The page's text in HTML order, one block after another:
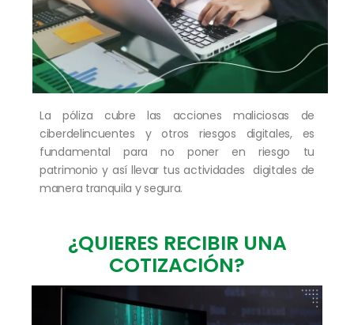
La póliza cubre las acciones maliciosas de
ciberdelincuentes y otros riesgos digitales​, es
fundamental para no poner en riesgo tu
patrimonio y así llevar tus actividades digitales de
manera tranquila y segura.​​​
¿QUIERES RECIBIR UNA
COTIZACIÓN?